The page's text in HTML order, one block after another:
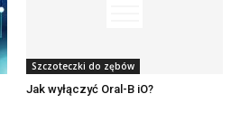
Szczoteczki do zębów
Jak wyłączyć Oral-B iO?